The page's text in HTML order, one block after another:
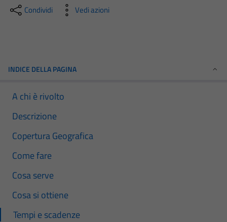
Condividi Vedi azioni
INDICE DELLA PAGINA
A chi è rivolto
Descrizione
Copertura Geografica
Come fare
Cosa serve
Cosa si ottiene
Tempi e scadenze